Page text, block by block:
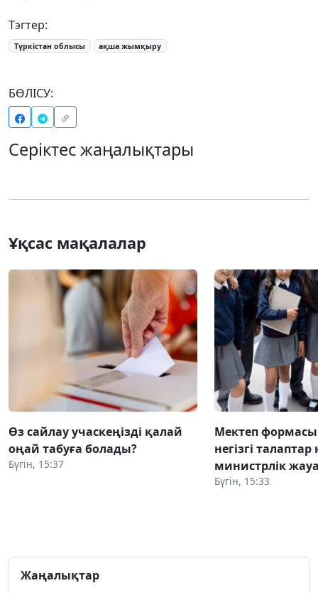
Тэгтер:
Түркістан облысы ақша жымқыру
БӨЛІСУ:
Серіктес жаңалықтары
Ұқсас мақалалар
Өз сайлау учаскеңізді қалай
оңай табуға болады?
Бүгін, 15:37
Мектеп
негізгі
министрлік
Бүгін, 15:33
Жаңалықтар